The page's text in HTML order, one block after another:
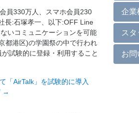
員330万人、スマホ会員230
長:石塚孝一、以下:OFF Line
いコミュニケーションを可能
都港区)の学園祭の中で行われ
試験的に登録・利用すること
「AirTalk」を試験的に導入
→
企業
スタ
お問